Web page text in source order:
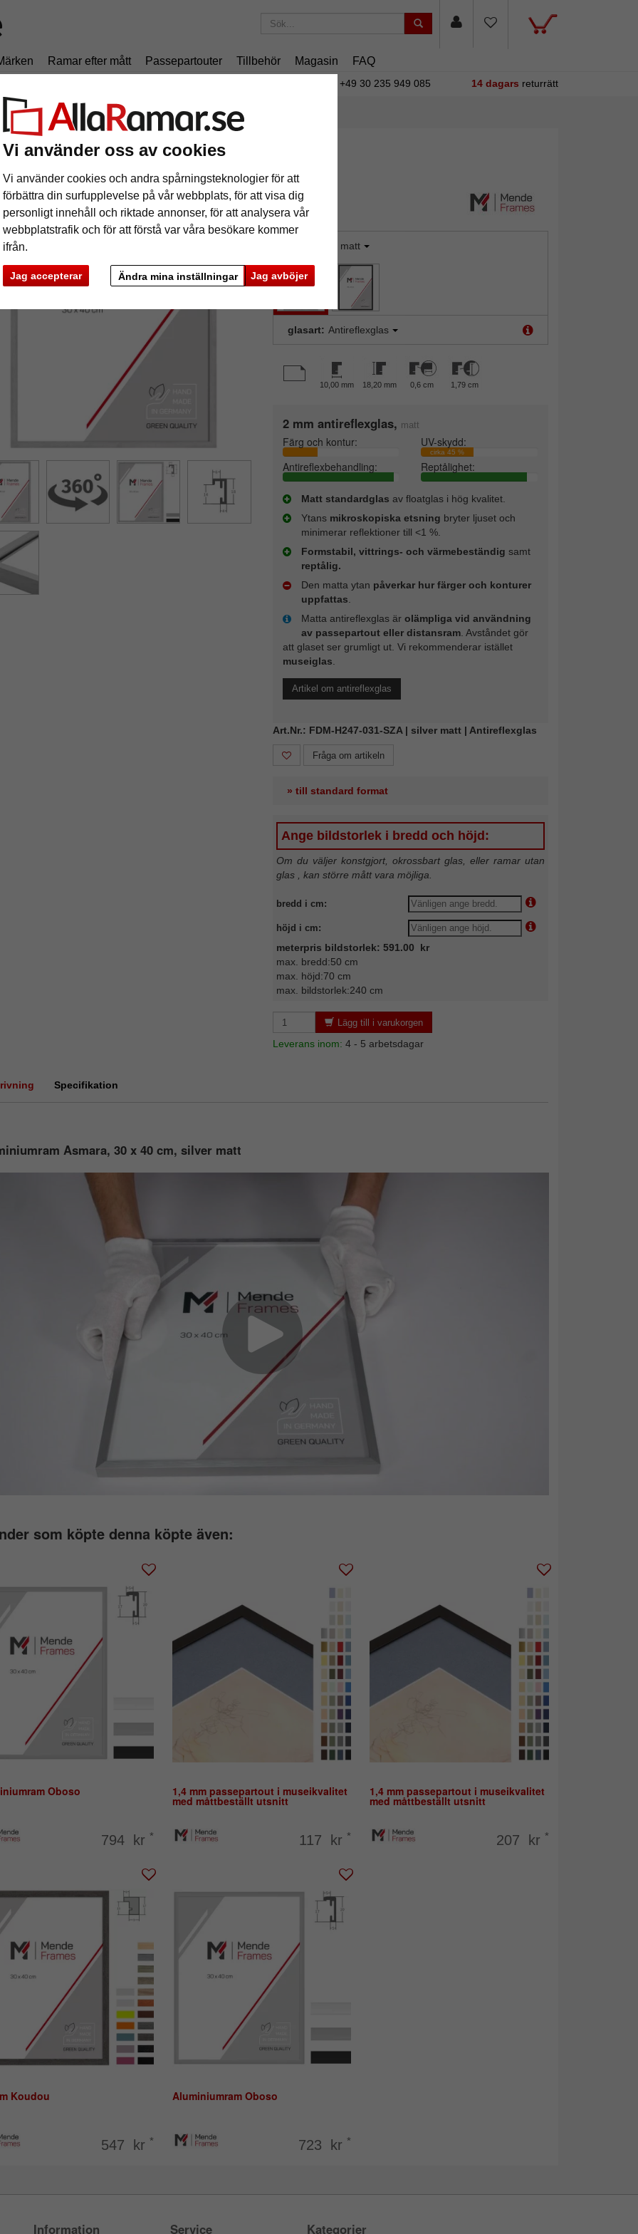
Vi använder oss av cookies
Vi använder cookies och andra spårningsteknologier för att
förbättra din surfupplevelse på vår webbplats, för att visa dig
personligt innehåll och riktade annonser, för att analysera vår
webbplatstrafik och för att förstå var våra besökare kommer
ifrån.
Jag accepterar Jag avböjer
Ändra mina inställningar
Ramar efter mått Passepartouter Tillbehör Magasin FAQ
+49 30 235 949 085 14 dagars returrätt
Asmara måttbeställd
Asmara måttbeställd
Nästa
silver matt
glasart: Antireflexglas
10,00 mm 18,20 mm 0,6 cm 1,79 cm
2 mm antireflexglas, matt
Färg och kontur: UV-skydd:
cirka 45 %
Antireflexbehandling: Reptålighet:
Matt standardglas av floatglas i hög kvalitet.
Ytans mikroskopiska etsning bryter ljuset och
minimerar reflektioner till <1 %.
Formstabil, vittrings- och värmebeständig samt
reptålig.
Den matta ytan påverkar hur färger och konturer
uppfattas
Matta antireflexglas är olämpliga vid användning
av passepartout eller distansram. Avståndet gör
att glaset ser grumligt ut. Vi rekommenderar istället
museiglas
Artikel om antireflexglas
Art.Nr.: FDM-H247-031-SZA | silver matt | Antireflexglas
Fråga om artikeln
» till standard format
Ange bildstorlek i bredd och höjd:
Om du väljer konstgjort, okrossbart glas, eller ramar utan
glas , kan större mått vara möjliga.
bredd i cm:
höjd i cm:
meterpris bildstorlek: 591.00 kr
max. bredd:50 cm
max. höjd:70 cm
max. bildstorlek:240 cm
Lägg till i varukorgen
Leverans inom: 4 - 5 arbetsdagar
Specifikation
Asmara, 30 x 40 cm, silver matt
som köpte denna köpte även:
Oboso
794 kr *
1,4 mm passepartout i museikvalitet
med måttbeställt utsnitt
117 kr *
1,4 mm passepartout i museikvalitet
med måttbeställt utsnitt
207 kr *
Koudou
547 kr *
Aluminiumram Oboso
723 kr *
Information Service Kategorier